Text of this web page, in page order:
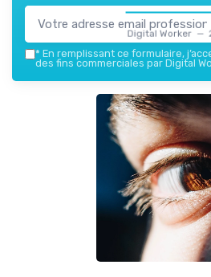
Digital Worker —
* En remplissant ce formulaire,
des fins commerciales par Digital